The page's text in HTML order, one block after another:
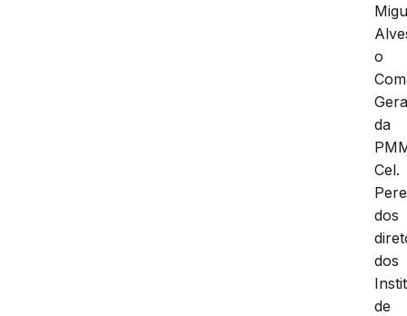
o
da
Cel.
dos
dos
de